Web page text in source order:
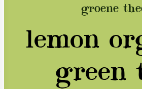
groene
lemon
green